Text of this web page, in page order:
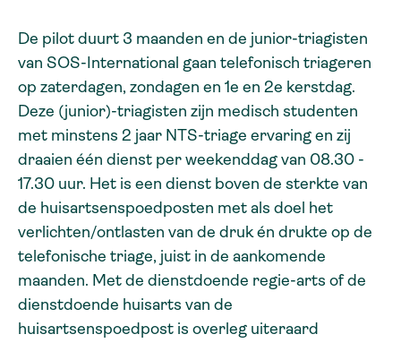
De pilot duurt 3 maanden en de junior-triagisten
van SOS-International gaan telefonisch triageren
op zaterdagen, zondagen en 1e en 2e kerstdag.
Deze (junior)-triagisten zijn medisch studenten
met minstens 2 jaar NTS-triage ervaring en zij
draaien één dienst per weekenddag van 08.30 -
17.30 uur. Het is een dienst boven de sterkte van
de huisartsenspoedposten met als doel het
verlichten/ontlasten van de druk én drukte op de
telefonische triage, juist in de aankomende
maanden. Met de dienstdoende regie-arts of de
dienstdoende huisarts van de
huisartsenspoedpost is overleg uiteraard